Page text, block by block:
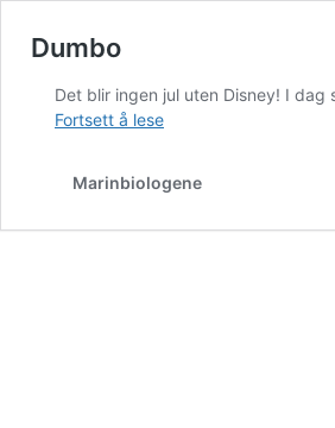
Dumbo
Det blir ingen jul uten Disney! I
Fortsett å leseDumbo
Marinbiologene